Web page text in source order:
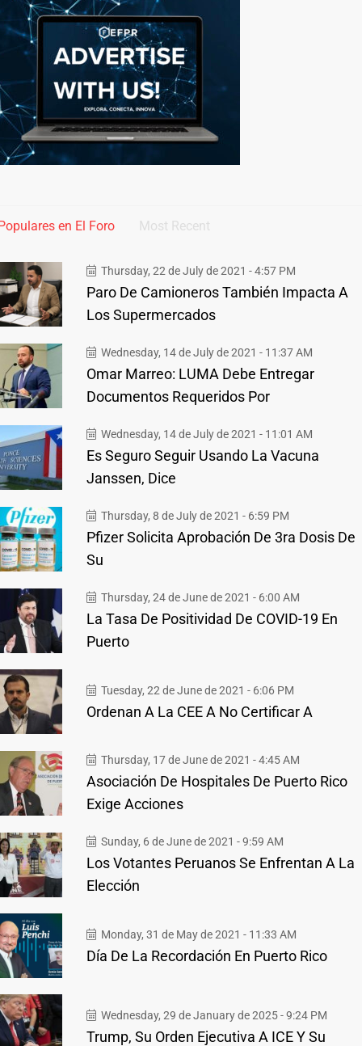
en El Foro Most Recent
Thursday, 22 de July de 2021 - 4:57 PM
Paro De Camioneros También Impacta A
Los Supermercados
Wednesday, 14 de July de 2021 - 11:37 AM
Omar Marreo: LUMA Debe Entregar
Documentos Requeridos Por
Wednesday, 14 de July de 2021 - 11:01 AM
Es Seguro Seguir Usando La Vacuna
Janssen, Dice
Thursday, 8 de July de 2021 - 6:59 PM
Pfizer Solicita Aprobación De 3ra Dosis De
Su
Thursday, 24 de June de 2021 - 6:00 AM
La Tasa De Positividad De COVID-19 En
Puerto
Tuesday, 22 de June de 2021 - 6:06 PM
Ordenan A La CEE A No Certificar A
Thursday, 17 de June de 2021 - 4:45 AM
Asociación De Hospitales De Puerto Rico
Exige Acciones
Sunday, 6 de June de 2021 - 9:59 AM
Los Votantes Peruanos Se Enfrentan A La
Elección
Monday, 31 de May de 2021 - 11:33 AM
Día De La Recordación En Puerto Rico
Wednesday, 29 de January de 2025 - 9:24 PM
Trump, Su Orden Ejecutiva A ICE Y Su